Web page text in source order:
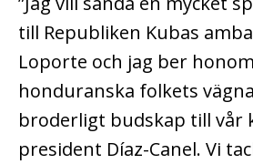
till Republiken Kubas
Loporte och jag ber
honduranska folkets
broderligt budskap till vår
president Díaz-Canel. Vi